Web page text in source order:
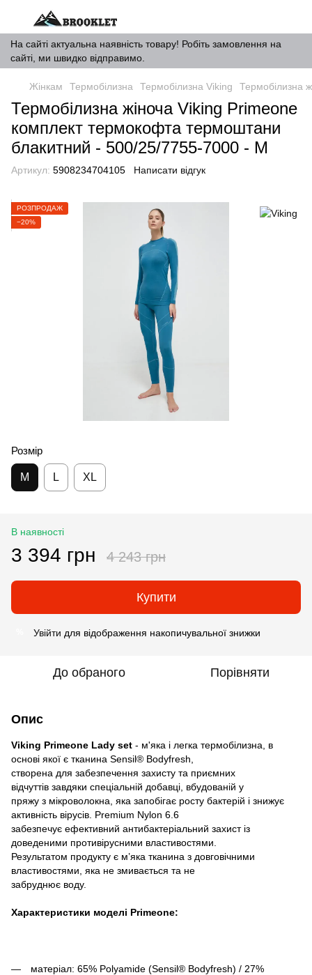
На сайті актуальна наявність товару! Робіть замовлення на
сайті, ми швидко відправимо.
Жінкам Термобілизна Термобілизна Viking Термобілизна
Термобілизна жіноча Viking Primeone
комплект термокофта термоштани
блакитний - 500/25/7755-7000 - M
Артикул: 5908234704105 Написати відгук
РОЗПРОДАЖ
−20%
Розмір
M L XL
В наявності
3 394 грн 4 243 грн
Купити
Увійти для відображення накопичувальної знижки
До обраного Порівняти
Опис
Viking Primeone Lady set - м'яка і легка термобілизна, в
основі якої є тканина Sensil® Bodyfresh,
створена для забезпечення захисту та приємних
відчуттів завдяки спеціальній добавці, вбудованій у
пряжу з мікроволокна, яка запобігає росту бактерій і знижує
активність вірусів. Premium Nylon 6.6
забезпечує ефективний антибактеріальний захист із
доведеними противірусними властивостями.
Результатом продукту є м’яка тканина з довговічними
властивостями, яка не змивається та не
забруднює воду.
Характеристики моделі Primeone:
матеріал: 65% Polyamide (Sensil® Bodyfresh) / 27%